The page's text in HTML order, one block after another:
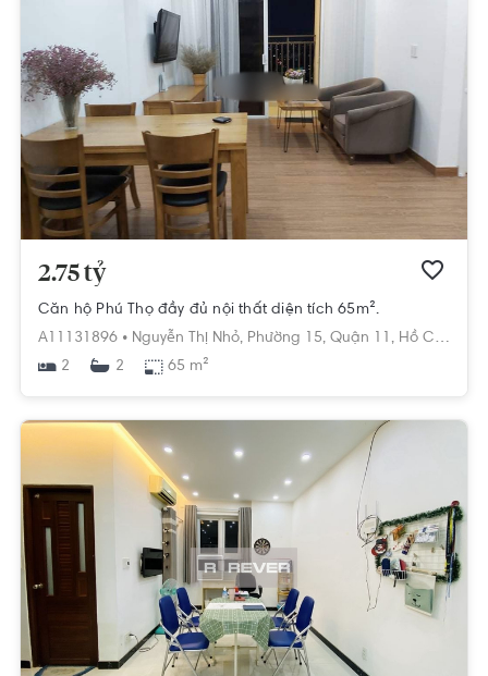
2.75 tỷ
Căn hộ Phú Thọ đầy đủ nội thất diện tích 65m².
A11131896 • Nguyễn Thị Nhỏ, Phường 15, Quận 11, Hồ Chí Minh
2
2 65 m²